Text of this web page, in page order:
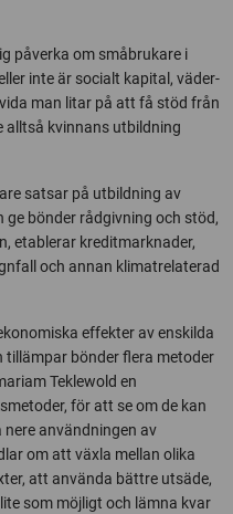
påverka om småbrukare i
inte är socialt kapital, väder-
man litar på att få stöd från
alltså kvinnans utbildning
satsar på utbildning av
bönder rådgivning och stöd,
etablerar kreditmarknader,
och annan klimatrelaterad
effekter av enskilda
tillämpar bönder flera metoder
Teklewold en
för att se om de kan
användningen av
om att växla mellan olika
att använda bättre utsäde,
som möjligt och lämna kvar